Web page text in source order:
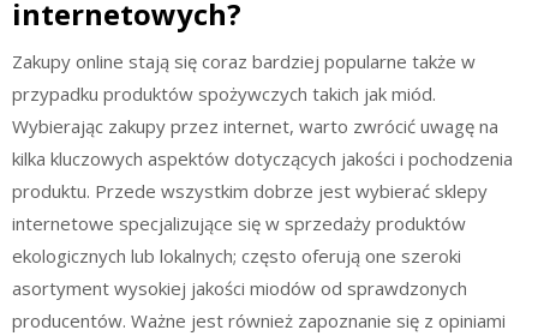
internetowych?
Zakupy online stają się coraz bardziej popularne także w
przypadku produktów spożywczych takich jak miód.
Wybierając zakupy przez internet, warto zwrócić uwagę na
kilka kluczowych aspektów dotyczących jakości i pochodzenia
produktu. Przede wszystkim dobrze jest wybierać sklepy
internetowe specjalizujące się w sprzedaży produktów
ekologicznych lub lokalnych; często oferują one szeroki
asortyment wysokiej jakości miodów od sprawdzonych
producentów. Ważne jest również zapoznanie się z opiniami